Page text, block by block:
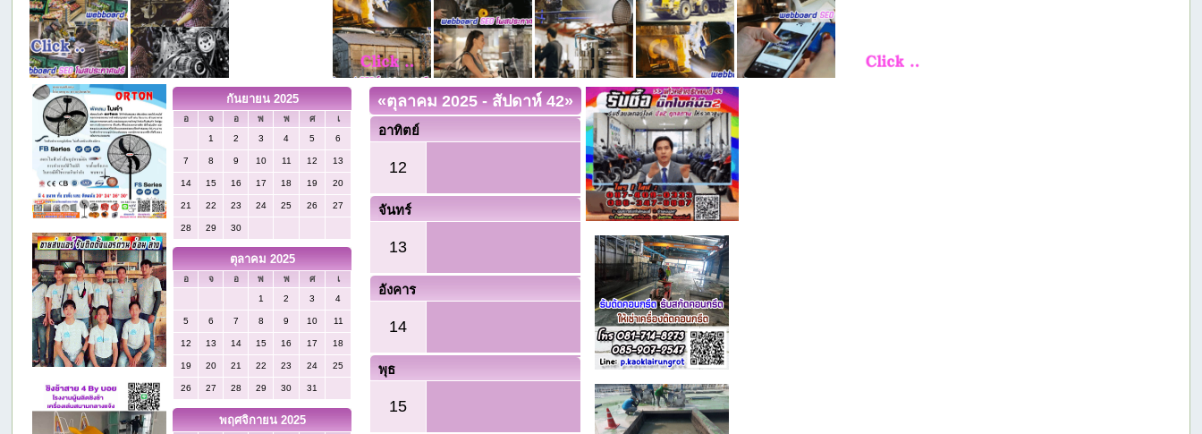
กันยายน 2025
อ จ อ พ พ ศ
เ
1
2 3 4 5 6
7 8 9 10 11 12 13
14 15 16 17 18 19 20
21 22 23 24 25 26 27
28 29 30
ตุลาคม 2025
อ จ อ พ พ ศ
เ
1
2 3 4
5 6 7 8 9 10 11
12 13 14 15 16 17 18
19 20 21 22 23 24 25
26 27 28 29 30 31
พฤศจิกายน 2025
« »
ตุลาคม 2025- สัปดาห์ 42
อาทิตย์
12
จันทร์
13
อังคาร
14
พุธ
15